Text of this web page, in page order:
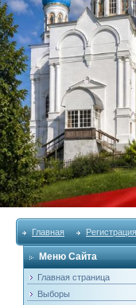
Главная Регистрация
Меню Сайта
Главная страница
Выборы